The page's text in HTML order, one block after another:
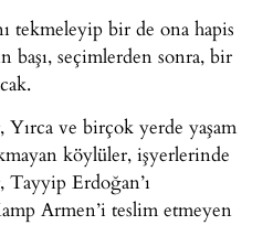
tekmeleyip bir de ona hapis
başı, seçimlerden sonra, bir
ve birçok yerde yaşam
köylüler, işyerlerinde
Erdoğan’ı
Armen’i teslim etmeyen